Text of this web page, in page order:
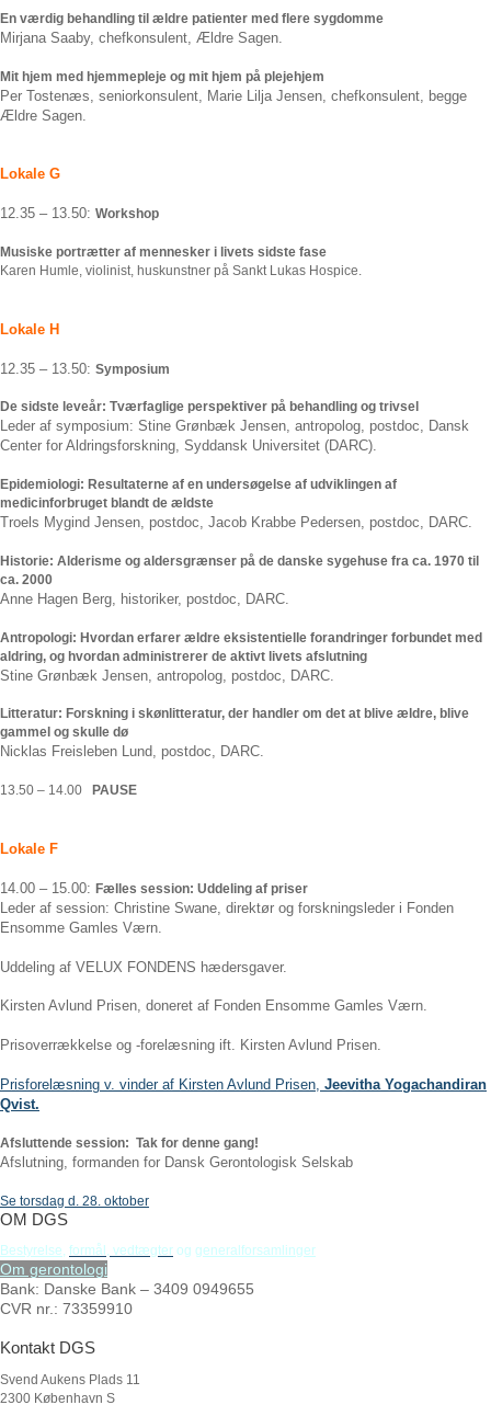
En værdig behandling til ældre patienter med flere sygdomme
Mirjana Saaby, chefkonsulent, Ældre Sagen.
Mit hjem med hjemmepleje og mit hjem på plejehjem
Per Tostenæs, seniorkonsulent, Marie Lilja Jensen, chefkonsulent, begge
Ældre Sagen.
Lokale G
12.35 – 13.50: Workshop
Musiske portrætter af mennesker i livets sidste fase
Karen Humle, violinist, huskunstner på Sankt Lukas Hospice.
Lokale H
12.35 – 13.50: Symposium
De sidste leveår: Tværfaglige perspektiver på behandling og trivsel
Leder af symposium: Stine Grønbæk Jensen, antropolog, postdoc, Dansk
Center for Aldringsforsk­ning, Syddansk Universitet (DARC).
Epidemiologi: Resultaterne af en undersøgelse af udviklingen af
medicinforbruget blandt de ældste
Troels Mygind Jensen, postdoc, Jacob Krabbe Pedersen, postdoc, DARC.
Historie: Alderisme og aldersgrænser på de danske sygehuse fra ca. 1970 til
ca. 2000
Anne Hagen Berg, historiker, postdoc, DARC.
Antropologi: Hvordan erfarer ældre eksistentielle forandringer forbundet med
aldring, og hvordan administrerer de aktivt livets afslutning
Stine Grønbæk Jensen, antropolog, postdoc, DARC.
Litteratur: Forskning i skønlitteratur, der handler om det at blive ældre, blive
gammel og skulle dø
Nicklas Freisleben Lund, postdoc, DARC.
13.50 – 14.00 PAUSE
Lokale F
14.00 – 15.00: Fælles session: Uddeling af priser
Leder af session: Christine Swane, direktør og forskningsleder i Fonden
Ensomme Gamles Værn.
Uddeling af VELUX FONDENS hædersgaver.
Kirsten Avlund Prisen, doneret af Fonden Ensomme Gamles Værn.
Prisoverrækkelse og -forelæsning ift. Kirsten Avlund Prisen.
Prisforelæsning v. vinder af Kirsten Avlund Prisen, Jeevitha Yogachandiran
Qvist.
Afsluttende session: Tak for denne gang!
Afslutning, formanden for Dansk Gerontologisk Selskab
Se torsdag d. 28. oktober
OM DGS
Bestyrelse, formål, vedtægter og generalforsamlinger
Om gerontologi
Bank: Danske Bank – 3409 0949655
CVR nr.: 73359910
Kontakt DGS
Svend Aukens Plads 11
2300 København S